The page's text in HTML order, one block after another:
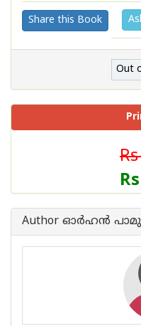
Share this Book
Out
Author ഓര്‍ഹന്‍